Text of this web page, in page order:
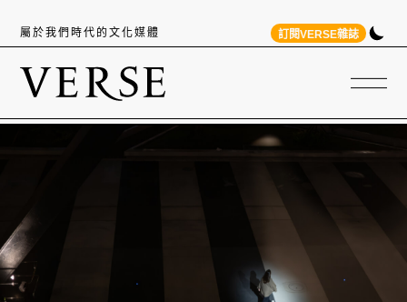
屬於我們時代的文化媒體 訂閱VERSE雜誌